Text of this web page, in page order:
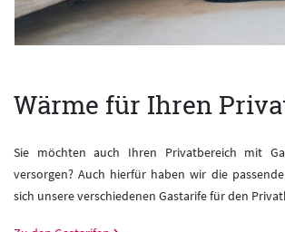
Wärme für Ihren
Sie möchten auch Ihren Privatbereich mit
versorgen? Auch hierfür haben wir die
sich unsere verschiedenen Gastarife für den